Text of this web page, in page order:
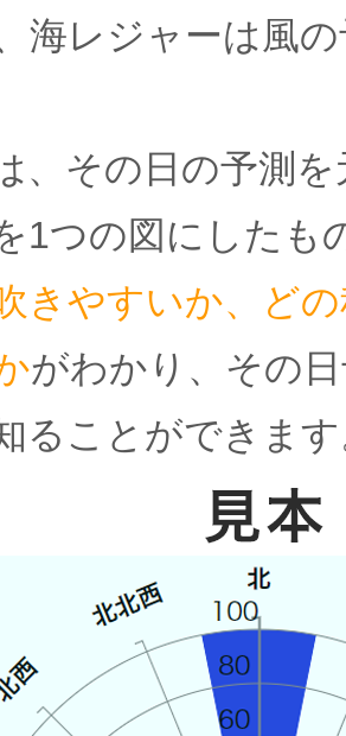
海レジャーは風
、その日の予測
1つの図にしたも
きやすいか、ど
がわかり、その
ることができま